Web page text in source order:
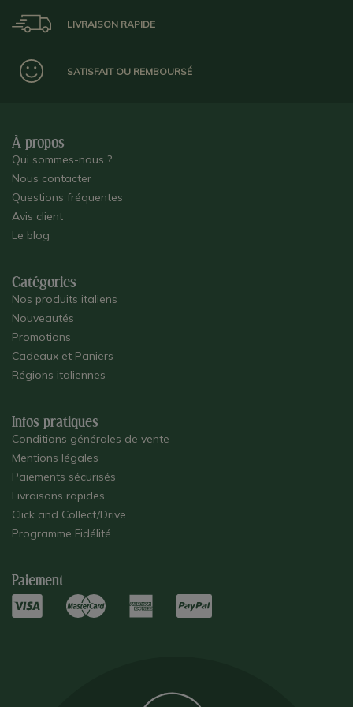
LIVRAISON RAPIDE
SATISFAIT OU REMBOURSÉ
À propos
Qui sommes-nous ?
Nous contacter
Questions fréquentes
Avis client
Le blog
Catégories
Nos produits italiens
Nouveautés
Promotions
Cadeaux et Paniers
Régions italiennes
Infos pratiques
Conditions générales de vente
Mentions légales
Paiements sécurisés
Livraisons rapides
Click and Collect/Drive
Programme Fidélité
Paiement